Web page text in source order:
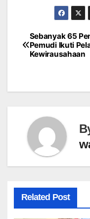
Post
navigation
Sebanyak 65
Pemudi Ikuti
Kewirausahaan
Related Post